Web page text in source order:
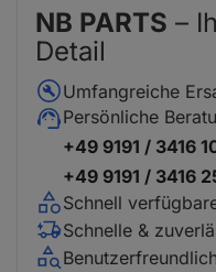
NB PARTS –
Detail
Umfangreiche
Persönliche
+49 9191 / 3416
+49 9191 / 3416
Schnell
Schnelle &